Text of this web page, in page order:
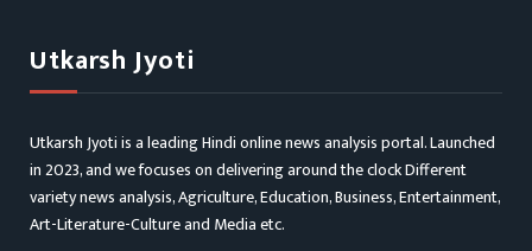
Utkarsh Jyoti
Utkarsh Jyoti is a leading Hindi online news analysis portal. Launched
in 2023, and we focuses on delivering around the clock Different
variety news analysis, Agriculture, Education, Business, Entertainment,
Art-Literature-Culture and Media etc.